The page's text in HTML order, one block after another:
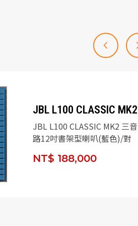
JBL L100 CLASSIC MK2
JBL L100 CLASSIC MK2 三音
路12吋書架型喇叭(藍色)/對
NT$ 188,000